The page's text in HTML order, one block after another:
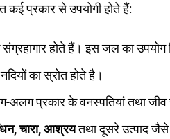
कई प्रकार से उपयोगी होते हैं:
होते हैं। इस जल का उपयोग
का स्रोत होते है।
अलग प्रकार के वनस्पतियां तथा
चारा, आश्रयतथा दूसरे उत्पाद